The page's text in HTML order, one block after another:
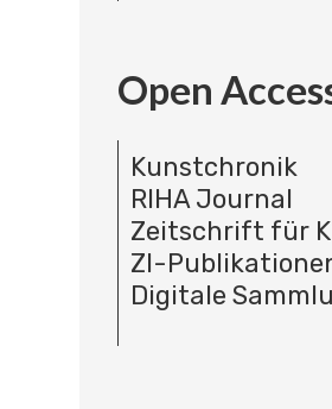
Open
Kunstchronik
RIHA Journal
Zeitschrift für
ZI-
Digitale